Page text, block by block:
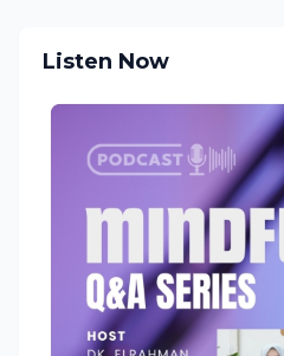
Listen Now